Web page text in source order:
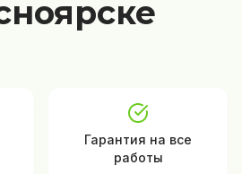
Гарантия на все
работы